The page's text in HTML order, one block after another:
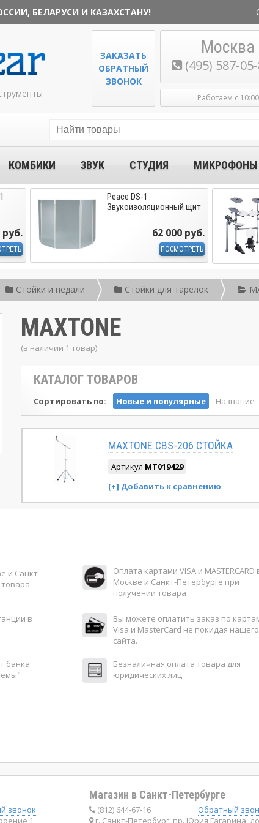
БЕЛАРУСИ И КАЗАХСТАНУ!
Москва
(495) 587-
ЗАКАЗАТЬ
ОБРАТНЫЙ
ЗВОНОК
Работаем с
КОМБИКИ ЗВУК СТУДИЯ МИКРОФОНЫ
руб.
Peace DS-1
Звукоизоляционный щит
62 000 руб.
ПОСМОТРЕТЬ
Стойки и педали Стойки для тарелок
MAXTONE
(в наличии 1 товар)
КАТАЛОГ ТОВАРОВ
Сортировать по: Новые и популярные Название
MAXTONE CBS-206 СТОЙКА
Артикул MT019429
и Санкт-
Оплата картами VISA и MASTERCARD
Москве и Санкт-Петербурге при
получении товара
в
Вы можете оплатить заказ по
Visa и MasterCard не покидая нашего
сайта.
банка
Безналичная оплата товара для
юридических лиц
звонок
1,
Магазин в Санкт-Петербурге
(812) 644-67-16
Обратный
г. Санкт-Петербург, пр. Юрия Гагарина,